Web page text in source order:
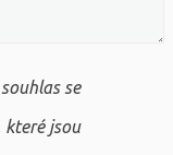
se
které jsou